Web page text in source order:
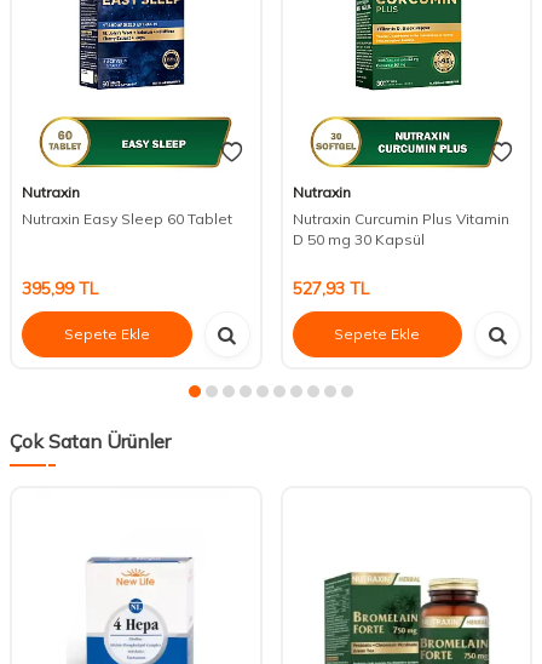
Nutraxin
Nutraxin Easy Sleep 60 Tablet
395,99TL
Sepete Ekle
Nutraxin
Nutraxin Curcumin Plus Vitamin
D 50 mg 30 Kapsül
527,93TL
Sepete Ekle
Çok Satan Ürünler